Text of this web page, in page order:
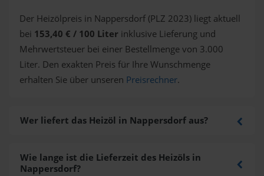
Der Heizölpreis in Nappersdorf (PLZ 2023) liegt aktuell
bei 153,40 € / 100 Liter inklusive Lieferung und
Mehrwertsteuer bei einer Bestellmenge von 3.000
Liter. Den exakten Preis für Ihre Wunschmenge
erhalten Sie über unseren Preisrechner.
Wer liefert das Heizöl in Nappersdorf aus?
Wie lange ist die Lieferzeit des Heizöls in
Nappersdorf?